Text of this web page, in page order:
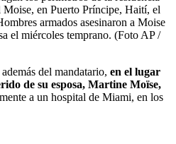
Moise, en Puerto Príncipe, Haití, el
armados asesinaron a Moise
el miércoles temprano. (Foto AP /
del mandatario, en el lugar
de su esposa, Martine Moïse,
a un hospital de Miami, en los